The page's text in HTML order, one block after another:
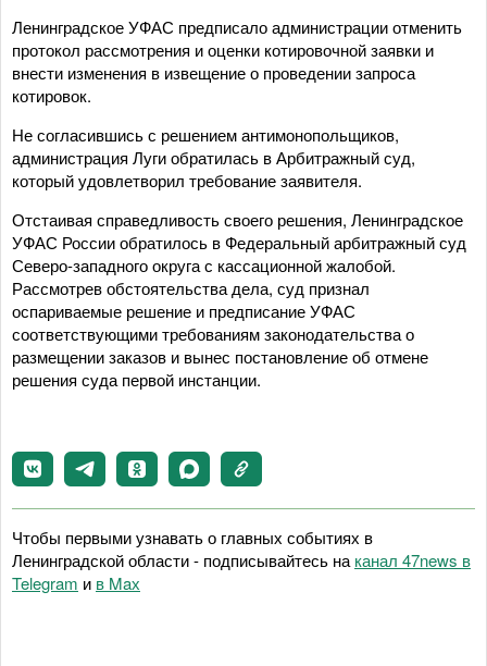
Ленинградское УФАС предписало администрации отменить
протокол рассмотрения и оценки котировочной заявки и
внести изменения в извещение о проведении запроса
котировок.
Не согласившись с решением антимонопольщиков,
администрация Луги обратилась в Арбитражный суд,
который удовлетворил требование заявителя.
Отстаивая справедливость своего решения, Ленинградское
УФАС России обратилось в Федеральный арбитражный суд
Северо-западного округа с кассационной жалобой.
Рассмотрев обстоятельства дела, суд признал
оспариваемые решение и предписание УФАС
соответствующими требованиям законодательства о
размещении заказов и вынес постановление об отмене
решения суда первой инстанции.
Чтобы первыми узнавать о главных событиях в
Ленинградской области - подписывайтесь на канал 47news в
Telegram и в Maх